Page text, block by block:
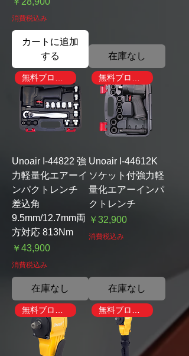
消費税込み
カートに追加
する
在庫なし
Unoair I-44822 強
力軽量化エアーイ
ンパクトレンチ
差込角
9.5mm/12.7mm両
方対応 813Nm
価格
￥43,900
消費税込み
在庫なし
Unoair I-44612K
ソケット付強力軽
量化エアーインパ
クトレンチ
価格
￥32,900
消費税込み
在庫なし